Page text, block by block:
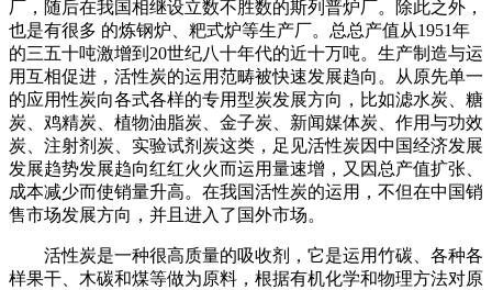
厂，随后在我国相继设立数不胜数的斯列普炉厂。除此之外，
也是有很多 的炼钢炉、粑式炉等生产厂。总总产值从1951年
的三五十吨激增到20世纪八十年代的近十万吨。生产制造与运
用互相促进，活性炭的运用范畴被快速发展趋向。从原先单一
的应用性炭向各式各样的专用型炭发展方向，比如滤水炭、糖
炭、鸡精炭、植物油脂炭、金子炭、新闻媒体炭、作用与功效
炭、注射剂炭、实验试剂炭这类，足见活性炭因中国经济发展
发展趋势发展趋向红红火火而运用量速增，又因总产值扩张、
成本减少而使销量升高。在我国活性炭的运用，不但在中国销
售市场发展方向，并且进入了国外市场。
活性炭是一种很高质量的吸收剂，它是运用竹碳、各种各
样果干、木碳和煤等做为原料，根据有机化学和物理方法对原